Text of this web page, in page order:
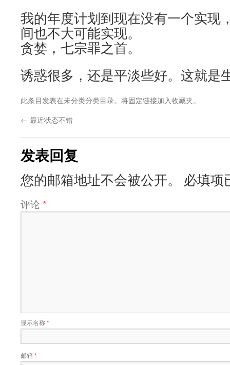
我的年度计划到现在没有一个实现
间也不大可能实现。
贪婪，七宗罪之首。
诱惑很多，还是平淡些好。这就是
此条目发表在未分类分类目录。将固定链接加入收藏夹。
← 最近状态不错
发表回复
您的邮箱地址不会被公开。 必填项
评论 *
显示名称*
邮箱 *